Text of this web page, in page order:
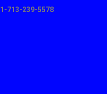
1-713-239-5578